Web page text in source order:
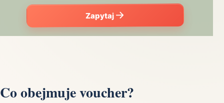
Zapytaj
Co obejmuje voucher?